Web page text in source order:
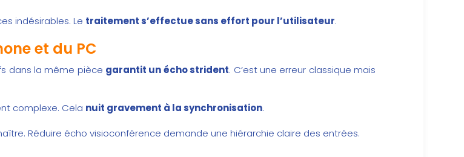
indésirables. Le traitement s’effectue sans effort pour l’utilisateur.
et du PC
dans la même pièce garantit un écho strident. C’est une erreur classique mais
complexe. Cela nuit gravement à la synchronisation.
Réduire écho visioconférence demande une hiérarchie claire des entrées.